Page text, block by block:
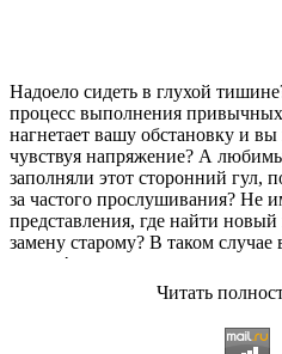
Надоело сидеть в глухой
процесс выполнения
нагнетает вашу обстановку и вы
чувствуя напряжение? А
заполняли этот сторонний гул,
за частого прослушивания? Не
представления, где найти
замену старому? В таком
адресу!
Музыкальный портал KGZ
приветствует своих старых и
для вас мы заготовили
Читать